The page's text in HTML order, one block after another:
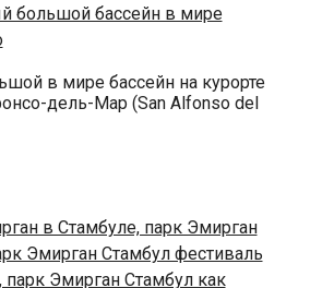
в мире бассейн на курорте
дель-Мар (San Alfonso del